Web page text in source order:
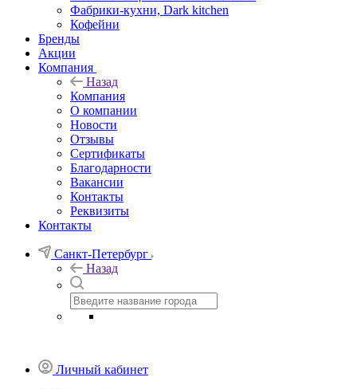
Фабрики-кухни, Dark kitchen
Кофейни
Бренды
Акции
Компания
Назад
Компания
О компании
Новости
Отзывы
Сертификаты
Благодарности
Вакансии
Контакты
Реквизиты
Контакты
Санкт-Петербург
Назад
Личный кабинет